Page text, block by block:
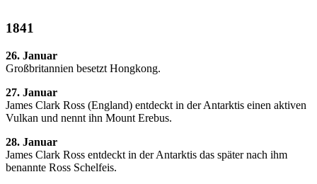
1841
26. Januar
Großbritannien besetzt Hongkong.
27. Januar
James Clark Ross (England) entdeckt in der Antarktis einen aktiven
Vulkan und nennt ihn Mount Erebus.
28. Januar
James Clark Ross entdeckt in der Antarktis das später nach ihm
benannte Ross Schelfeis.